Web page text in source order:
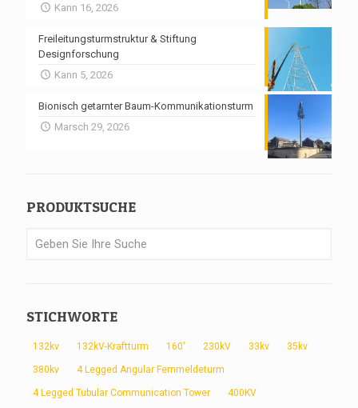
Kann 16, 2026
Freileitungsturmstruktur & Stiftung
Designforschung
Kann 5, 2026
Bionisch getarnter Baum-Kommunikationsturm
Marsch 29, 2026
PRODUKTSUCHE
STICHWORTE
132kv 132kV-Kraftturm 160' 230kV 33kv 35kv
380kv 4 Legged Angular Fernmeldeturm
4 Legged Tubular Communication Tower 400KV